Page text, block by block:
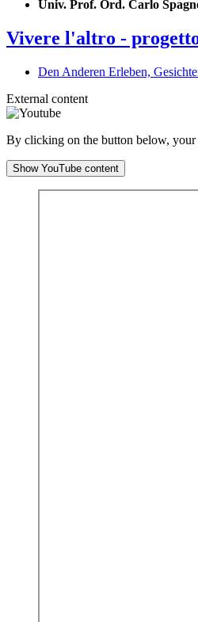
Univ. Prof. Ord. Carlo
Vivere l'altro -
Den Anderen Erleben,
External content
By clicking on the button below, your
Show YouTube content